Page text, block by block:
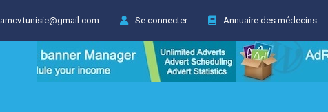
amcv.tunisie@gmail.com Se connecter Annuaire des médecins